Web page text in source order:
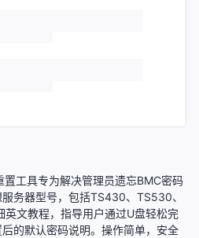
工具专为解决管理员遗忘BMC密码
务器型号，包括TS430、TS530、
文教程，指导用户通过U盘轻松完
的默认密码说明。操作简单，安全